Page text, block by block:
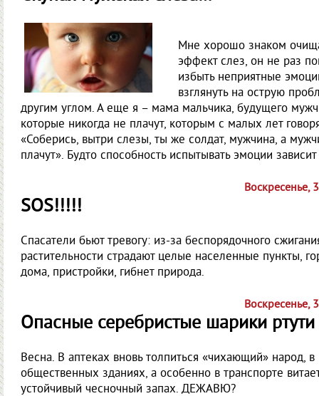
Мне хорошо знаком
эффект слез, он не раз
избыть неприятные
взглянуть на острую
другим углом. А еще я – мама мальчика, будущего
которые никогда не плачут, которым с малых лет
«Соберись, вытри слезы, ты же солдат, мужчина, а
плачут». Будто способность испытывать эмоции
Воскресенье,
SOS!!!!!
Спасатели бьют тревогу: из-за беспорядочного
растительности страдают целые населенные пункты,
дома, пристройки, гибнет природа.
Воскресенье,
Опасные серебристые шарики ртути
Весна. В аптеках вновь толпиться «чихающий» народ, в
общественных зданиях, а особенно в транспорте
устойчивый чесночный запах. ДЕЖАВЮ?